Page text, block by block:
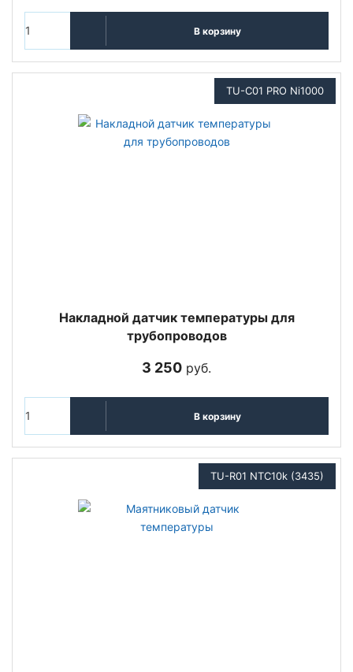
В корзину
TU-C01 PRO Ni1000
Накладной датчик температуры для
трубопроводов
3 250 руб.
В корзину
TU-R01 NTC10k (3435)